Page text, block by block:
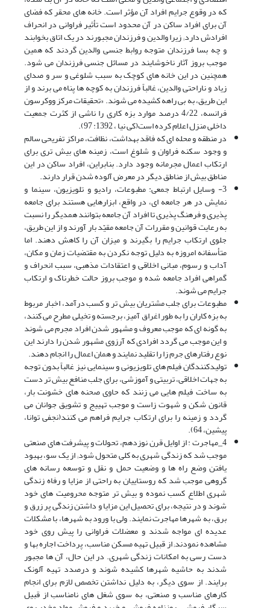
که در وقوع جرایم افراد آن مؤثر است. خانه هاى محقر که فضاى
آن براى افراد ساکن در آن محدود است تأثیر فراوانى در انحراف
افرادش دارد; زیرا والدین و فرزندان مجبورند در یک اتاق بخوابند
و چه بسا فرزندان متوجه روابط جنسى والدین گردند که همین
موجب بروز آثار ناخوشایند در مسائل جنسى فرزندان مى شود.
همچنین در این خانه هاى کوچک به سبب شلوغى و سر و صداى
زیاد و ناراحتى والدین، غالباً فرزندان به کوچه ها پناه مى برند و از
این طریق، به بى راهه کشیده مى شوند. «تحقیقات مرکز ووکرسون
فرانسه، 4/22 درصد موارد بزه کارى را ناشى از کثرت جمعیت
داخلى منزل اعلام کرده است(کی نیا ، 1392: 97).
در منطقه و محله اى که فاقد بهداشت، نظافت، مراکز تفریحى سالم
و وجود سکنه فراوان و شلوغ است، زمینه هاى بیش ترى براى
ارتکاب اعمال مجرمانه وجود دارد. بنابراین، افراد ساکن در این
مناطق بیش از مناطق دیگر در معرض آلوده شدن قرار دارند.
3- وسایل ارتباط جمعى: مطبوعات، رادیو و تلویزیون، سینما و
نمایش در هر جامعه اى، در واقع، ابزارهایى هستند براى جامعه
پذیرى و فرهنگ پذیرى تا افراد آن جامعه بتوانند همدیگر را نسبت
به رعایت قوانین و مقررات آن جامعه مقیّد بار آورند و از این طریق،
جلوى ارتکاب جرایم را بگیرند و میزان آن را کاهش دهند. اما
متأسفانه امروزه به دلیل توجه نکردن به مقتضیات زمان و مکان،
آداب و رسوم، مبانى اخلاقى و اعتقادات مذهبى، سبب انحراف و
گمراهى افراد جامعه شده و موجب بروز حالت خطرناک و ارتکاب
جرایم مى شوند.
مطبوعات براى جلب مشتریان بیش تر و کسب درآمد، اخبار مربوط
به بزه کاران را به طور اغراق آمیز، برجسته و تخیلى مطرح مى کنند،
به گونه اى که موجب معروف و مشهور شدن افراد مجرم مى شوند
و این موجب مى گردد افرادى که آرزوى مشهور شدن را دارند این
نوع رفتارهاى جرم زا را تقلید نمایند و همان اعمال را انجام دهند.
تولیدکنندگان فیلم هاى تلویزیونى و سینمایى نیز غالباً بدون توجه
به جهات اخلاقى، تربیتى و آموزشى، براى جلب منافع بیش تر دست
به ساخت فیلم هایى مى زنند که حاوى صحنه هاى خشونت بار،
قانون شکن و شهوت زاست و موجب تهییج و تشویق جوانان مى
گردد و زمینه را براى ارتکاب جرایم فراهم مى کنند(نجفی توانا،
پیشین، 64).
4_مهاجرت : از اوایل قرن نوزدهم، تحولات و پیشرفت هاى صنعتى
موجب شد که زندگى شهرى به کلى متحول شود; از یک سو، بهبود
یافتن وضع راه ها و وضعیت حمل و نقل و توسعه رسانه هاى
گروهى موجب شد که روستاییان به راحتى از مزایا و رفاه زندگى
شهرى اطلاع کسب نموده و بیش تر متوجه محرومیت هاى خود
شوند و در نتیجه، براى تحصیل این مزایا و داشتن زندگى پر زرق و
برق، به شهرها مهاجرت نمایند. ولى با ورود به شهرها، با مشکلات
عدیده اى مواجه شدند و معضلات فراوانى را پیش روى خود
مشاهده نمودند; از قبیل تهیه مسکن مناسب، پرداخت اجاره بها و
دست رسى به امکانات زندگى شهرى. در این حال، آن ها مجبور
شدند به حاشیه شهرها کشیده شوند و درصدد تهیه آلونک
برایند. از سوى دیگر، به دلیل نداشتن تخصص لازم براى انجام
کارهاى مناسب و صنعتى، به سوى شغل هاى نامناسب از قبیل